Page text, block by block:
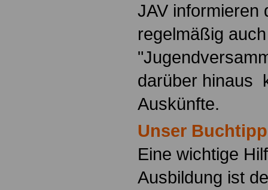
JAV informieren
regelmäßig
darüber hinaus
Auskünfte.
Unser Buchtipp
Eine wichtige
Ausbildung ist